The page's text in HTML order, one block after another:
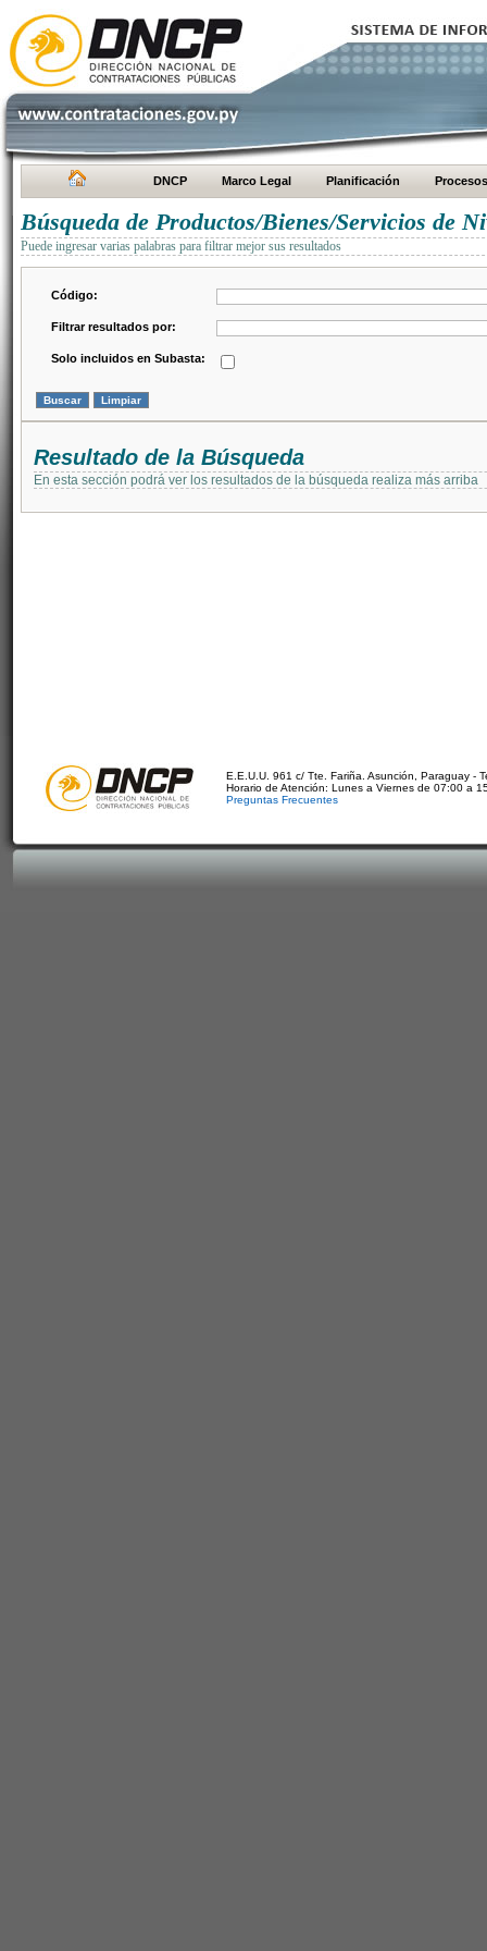
DNCP Marco Legal Planificación Procesos
Búsqueda de Productos/Bienes/Servicios de
Puede ingresar varias palabras para filtrar mejor sus resultados
Código:
Filtrar resultados por:
Solo incluidos en Subasta:
Resultado de la Búsqueda
En esta sección podrá ver los resultados de la búsqueda realiza más arriba
E.E.U.U. 961 c/ Tte. Fariña. Asunción, Paraguay -
Horario de Atención: Lunes a Viernes de 07:00 a
Preguntas Frecuentes